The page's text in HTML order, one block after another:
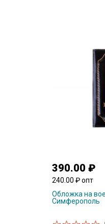
390.00 ₽
240.00 ₽ опт
Обложка на
Симферополь